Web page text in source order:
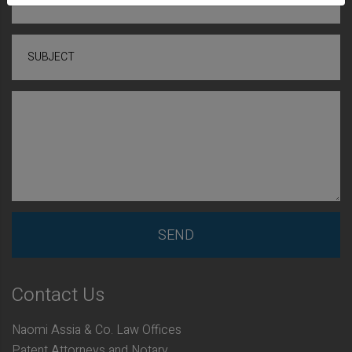
Contact Us
Naomi Assia & Co. Law Offices
SUBJECT